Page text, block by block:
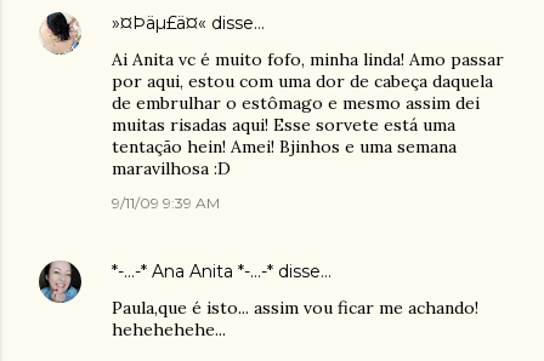
»¤Þäµ£ä¤« disse…
Ai Anita vc é muito fofo, minha linda! Amo passar
por aqui, estou com uma dor de cabeça daquela
de embrulhar o estômago e mesmo assim dei
muitas risadas aqui! Esse sorvete está uma
tentação hein! Amei! Bjinhos e uma semana
maravilhosa :D
9/11/09 9:39 AM
*-...-* Ana Anita *-...-* disse…
Paula,que é isto... assim vou ficar me achando!
hehehehehe...